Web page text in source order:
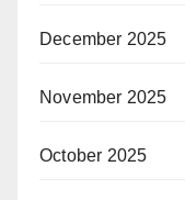
December 2025
November 2025
October 2025